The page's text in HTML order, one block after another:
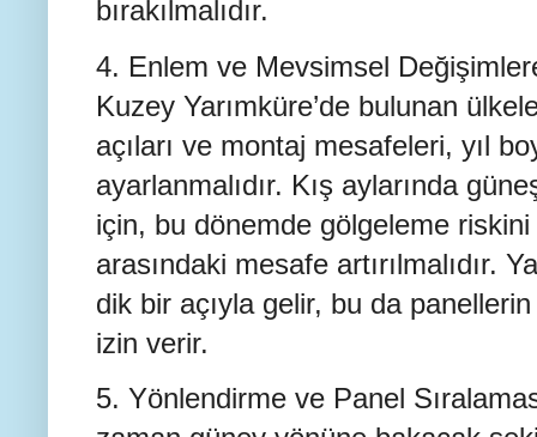
bırakılmalıdır.
4. Enlem ve Mevsimsel
Kuzey Yarımküre’de bulunan
açıları ve montaj mesafeleri, yıl
ayarlanmalıdır. Kış aylarında
için, bu dönemde gölgeleme
arasındaki mesafe artırılmalıdır.
dik bir açıyla gelir, bu da
izin verir.
5. Yönlendirme ve Panel